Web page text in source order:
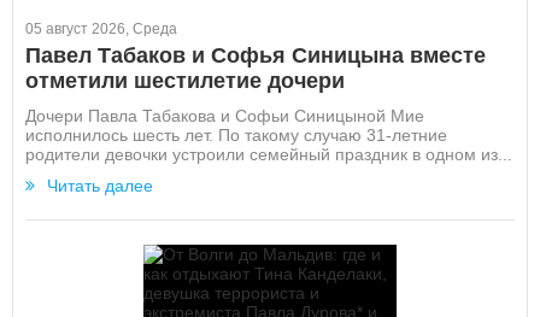
05 август 2026, Среда
Павел Табаков и Софья Синицына вместе
отметили шестилетие дочери
Дочери Павла Табакова и Софьи Синицыной Мие
исполнилось шесть лет. По такому случаю 31-летние
родители девочки устроили семейный праздник в одном из...
Читать далее